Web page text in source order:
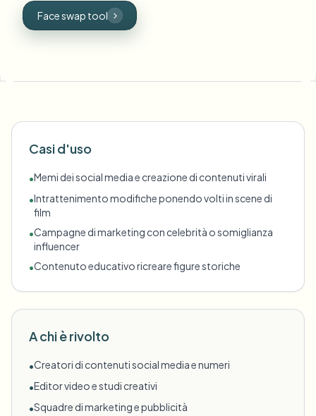
Face swap tool
Casi d'uso
•Memi dei social media e creazione di contenuti virali
•Intrattenimento modifiche ponendo volti in scene di
film
•Campagne di marketing con celebrità o somiglianza
influencer
•Contenuto educativo ricreare figure storiche
A chi è rivolto
•Creatori di contenuti social media e numeri
•Editor video e studi creativi
•Squadre di marketing e pubblicità